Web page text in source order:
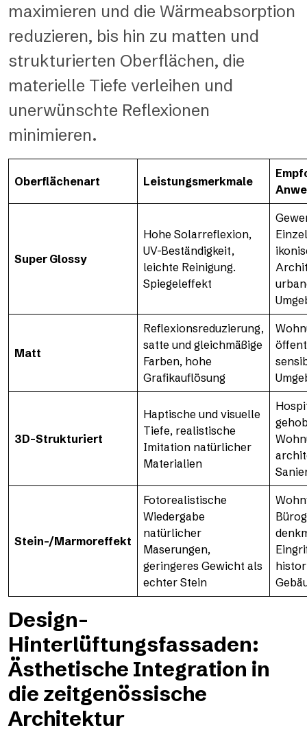
maximieren und die Wärmeabsorption
reduzieren, bis hin zu matten und
strukturierten Oberflächen, die
materielle Tiefe verleihen und
unerwünschte Reflexionen
minimieren.
Oberflächenart Leistungsmerkmale
Super Glossy
Hohe Solarreflexion,
UV-Beständigkeit,
leichte Reinigung.
Spiegeleffekt
Matt
Reflexionsreduzierung,
satte und gleichmäßige
Farben, hohe
Grafikauflösung
3D-Strukturiert
Haptische und visuelle
Tiefe, realistische
Imitation natürlicher
Materialien
Stein-/Marmoreffekt
Fotorealistische
Wiedergabe
natürlicher
Maserungen,
geringeres Gewicht als
echter Stein
Design-
Hinterlüftungsfassaden:
Ästhetische Integration in
die zeitgenössische
Architektur